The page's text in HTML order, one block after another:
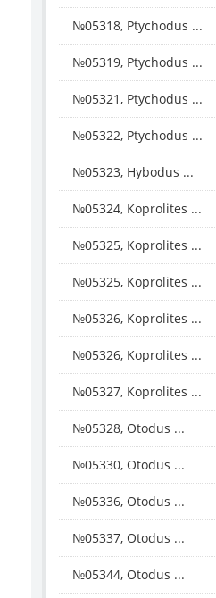
№05318, Ptychodus ...
№05319, Ptychodus ...
№05321, Ptychodus ...
№05322, Ptychodus ...
№05323, Hybodus ...
№05324, Koprolites ...
№05325, Koprolites ...
№05325, Koprolites ...
№05326, Koprolites ...
№05326, Koprolites ...
№05327, Koprolites ...
№05328, Otodus ...
№05330, Otodus ...
№05336, Otodus ...
№05337, Otodus ...
№05344, Otodus ...